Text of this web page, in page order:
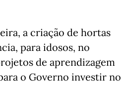
a criação de hortas
para idosos, no
de aprendizagem
o Governo investir no